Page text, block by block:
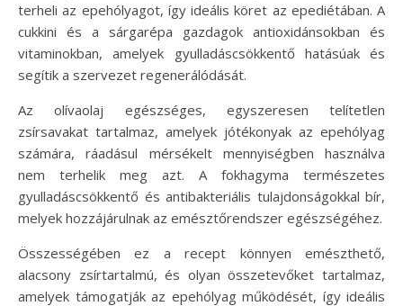
terheli az epehólyagot, így ideális köret az epediétában. A
cukkini és a sárgarépa gazdagok antioxidánsokban és
vitaminokban, amelyek gyulladáscsökkentő hatásúak és
segítik a szervezet regenerálódását.
Az olívaolaj egészséges, egyszeresen telítetlen
zsírsavakat tartalmaz, amelyek jótékonyak az epehólyag
számára, ráadásul mérsékelt mennyiségben használva
nem terhelik meg azt. A fokhagyma természetes
gyulladáscsökkentő és antibakteriális tulajdonságokkal bír,
melyek hozzájárulnak az emésztőrendszer egészségéhez.
Összességében ez a recept könnyen emészthető,
alacsony zsírtartalmú, és olyan összetevőket tartalmaz,
amelyek támogatják az epehólyag működését, így ideális